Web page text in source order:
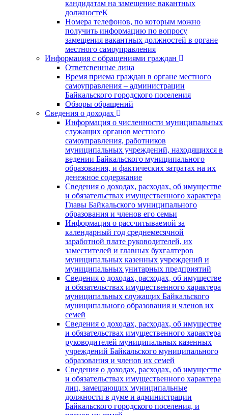
кандидатам на замещение вакантных
должностеК
Номера телефонов, по которым можно
получить информацию по вопросу
замещения вакантных должностей в органе
местного самоуправления
Информация с обращениями граждан
Ответсвенные лица
Время приема граждан в органе местного
самоуправления – администрации
Байкальского городского поселения
Обзоры обращений
Сведения о доходах
Информация о численности муниципальных
служащих органов местного
самоуправления, работников
муниципальных учреждений, находящихся в
ведении Байкальского муниципального
образования, и фактических затратах на их
денежное содержание
Сведения о доходах, расходах, об имуществе
и обязательствах имущественного характера
Главы Байкальского муниципального
образования и членов его семьи
Информация о рассчитываемой за
календарный год среднемесячной
заработной плате руководителей, их
заместителей и главных бухгалтеров
муниципальных казенных учреждений и
муниципальных унитарных предприятий
Сведения о доходах, расходах, об имуществе
и обязательствах имущественного характера
муниципальных служащих Байкальского
муниципального образования и членов их
семей
Сведения о доходах, расходах, об имуществе
и обязательствах имущественного характера
руководителей муниципальных казенных
учреждений Байкальского муниципального
образования и членов их семей
Сведения о доходах, расходах, об имуществе
и обязательствах имущественного характера
лиц, замещающих муниципальные
должности в думе и администрации
Байкальского городского поселения, и